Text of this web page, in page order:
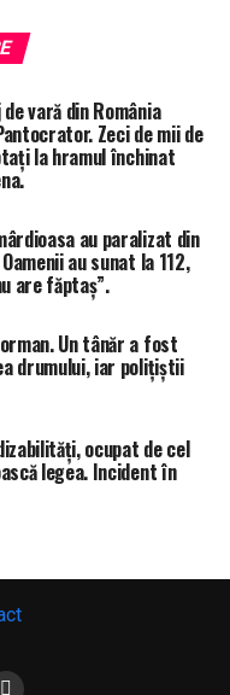
NĂSTURELU
RUTIER TRAGEDIE
vară din România
Zeci de mii de
la hramul închinat
au paralizat din
au sunat la 112,
are făptaș”.
Un tânăr a fost
drumului, iar polițiștii
ocupat de cel
legea. Incident în